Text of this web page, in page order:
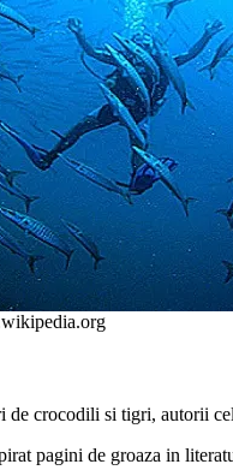
de crocodili si tigri, autorii
pagini de groaza in